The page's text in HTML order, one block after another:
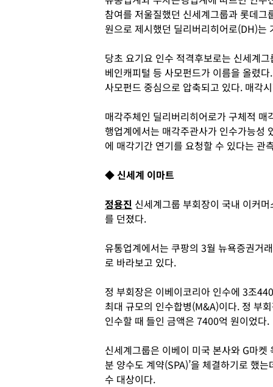
참여를 저울질했던 신세계그룹과 롯데
원으로 제시했던 딜리버리히어로(DH)
당초 요기요 인수 적격후보로는 신세계
베인캐피털 등 사모펀드가 이름을 올렸
사모펀드 중심으로 압축되고 있다. 매각
매각주체인 딜리버리히어로가 구체적
행업계에서는 매각주관사가 인수가능성
에 매각기간 연기를 요청할 수 있다는 관
◆ 신세계 이마트
정용진 신세계그룹 부회장이 국내 이커
를 던졌다.
유통업계에서는 쿠팡의 3월 뉴욕증권거
로 바라보고 있다.
정 부회장은 이베이코리아 인수에 3조
최대 규모의 인수합병(M&A)이다. 정 부
인수할 때 들인 금액은 7400억 원이었다.
신세계그룹은 이베이 미국 본사와 G마
분 양수도 계약(SPA)’을 체결하기로 했
수 대상이다.